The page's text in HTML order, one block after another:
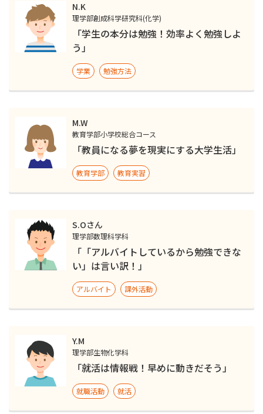
N.K
理学部創成科学研究科(化学)
「学生の本分は勉強！効率よく勉強しよ
う」
学業 勉強方法
M.W
教育学部小学校総合コース
「教員になる夢を現実にする大学生活」
教育学部 教育実習
S.Oさん
理学部数理科学科
「「アルバイトしているから勉強できな
い」は言い訳！」
アルバイト 課外活動
Y.M
理学部生物化学科
「就活は情報戦！早めに動きだそう」
就職活動 就活